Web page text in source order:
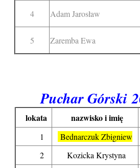
4 Adam Jarosław
5 Zaremba Ewa
Puchar Górski
lokata nazwisko i imię
1
Bednarczuk Zbigniew
2
Kozicka Krystyna